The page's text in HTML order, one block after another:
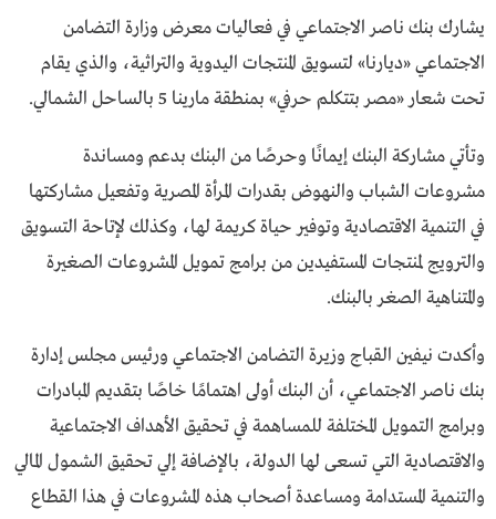
يشارك بنك ناصر الاجتماعي في فعاليات معرض وزارة التضامن
الاجتماعي «ديارنا» لتسويق المنتجات اليدوية والتراثية، والذي يقام
تحت شعار «مصر بتتكلم حرفي» بمنطقة مارينا 5 بالساحل الشمالي.
وتأتي مشاركة البنك إيمانًا وحرصًا من البنك بدعم ومساندة
مشروعات الشباب والنهوض بقدرات المرأة المصرية وتفعيل مشاركتها
في التنمية الاقتصادية وتوفير حياة كريمة لها، وكذلك لإتاحة التسويق
والترويج لمنتجات المستفيدين من برامج تمويل المشروعات الصغيرة
والمتناهية الصغر بالبنك.
وأكدت نيفين القباج وزيرة التضامن الاجتماعي ورئيس مجلس إدارة
بنك ناصر الاجتماعي، أن البنك أولى اهتمامًا خاصًا بتقديم المبادرات
وبرامج التمويل المختلفة للمساهمة في تحقيق الأهداف الاجتماعية
والاقتصادية التي تسعى لها الدولة، بالإضافة إلي تحقيق الشمول المالي
والتنمية المستدامة ومساعدة أصحاب هذه المشروعات في هذا القطاع